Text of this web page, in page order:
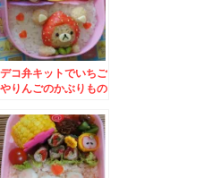
デコ弁キットでいちご
やりんごのかぶりもの